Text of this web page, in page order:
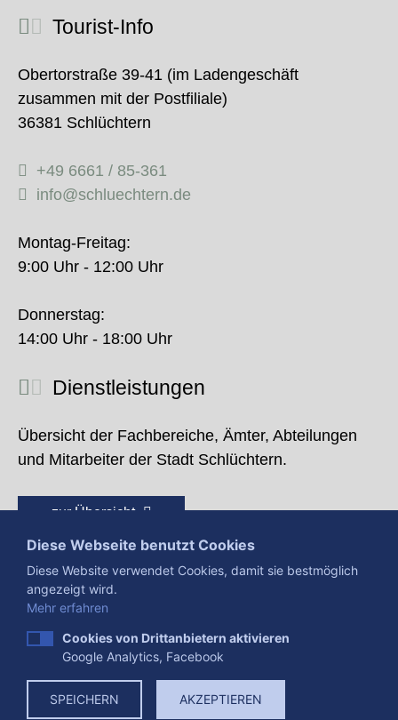
Tourist-Info
Obertorstraße 39-41 (im Ladengeschäft
zusammen mit der Postfiliale)
36381 Schlüchtern
+49 6661 / 85-361
info@schluechtern.de
Montag-Freitag:
9:00 Uhr - 12:00 Uhr
Donnerstag:
14:00 Uhr - 18:00 Uhr
Dienstleistungen
Übersicht der Fachbereiche, Ämter, Abteilungen
und Mitarbeiter der Stadt Schlüchtern.
zur Übersicht
Presse Impressum
Datenschutzerklärung
Datenverarbeitung
Cookies
Diese Webseite benutzt Cookies
Diese Website verwendet Cookies, damit sie bestmöglich
angezeigt wird.
Mehr erfahren
Cookies von Drittanbietern aktivieren
Google Analytics, Facebook
SPEICHERN AKZEPTIEREN